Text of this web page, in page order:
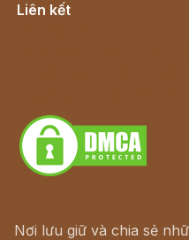
Liên kết
Nơi lưu giữ và chia sẻ